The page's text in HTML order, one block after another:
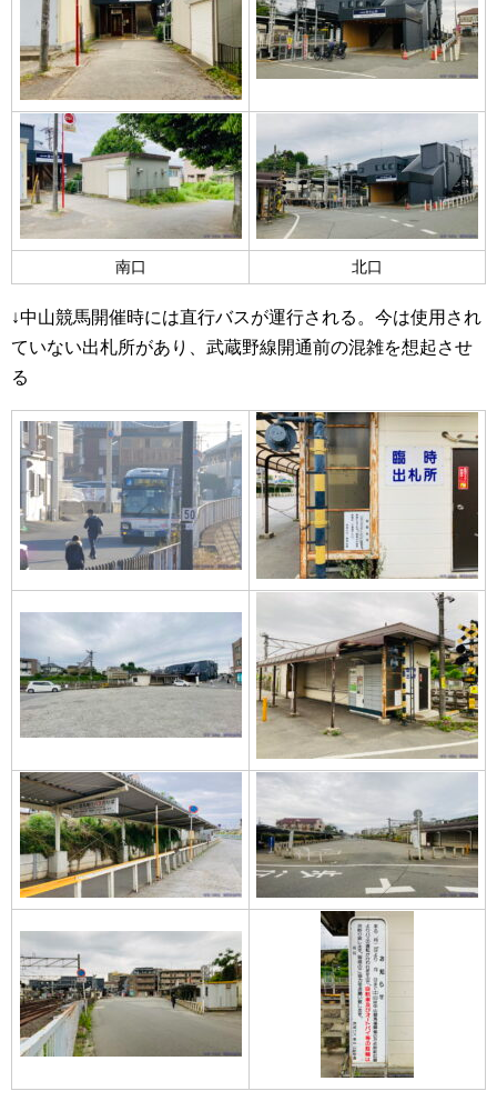
南口 北口
↓中山競馬開催時には直行バスが運行される。今は使用され
ていない出札所があり、武蔵野線開通前の混雑を想起させ
る